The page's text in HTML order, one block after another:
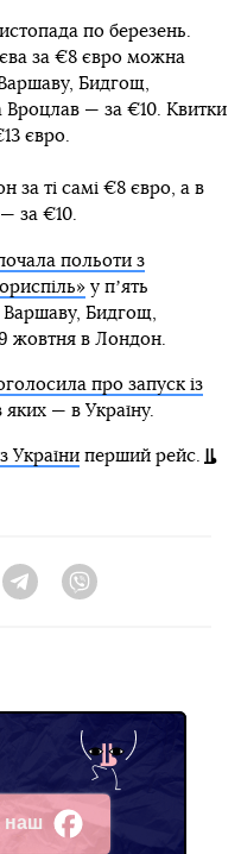
по березень.
за €8 євро можна
Бидгощ,
Вроцлав — за €10. Квитки
євро.
за ті самі €8 євро, а в
за €10.
польоти з
у пʼять
Варшаву, Бидгощ,
жовтня в Лондон.
про запуск із
яких — в Україну.
Україниперший рейс.
TelegramViber
наш